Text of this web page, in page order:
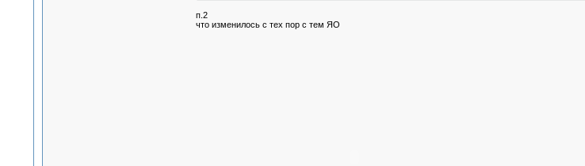
п.2
что изменилось с тех пор с тем ЯО